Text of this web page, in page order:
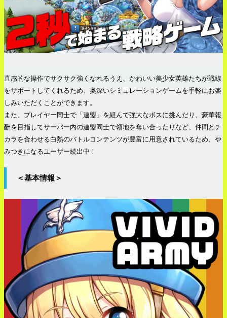
直感的な操作でサクサク強くなれるうえ、かわいい美少女英雄たちが戦線
をサポートしてくれるため、奥深いシミュレーションゲームを手軽にお楽
しみいただくことができます。
また、プレイヤー同士で「連盟」を組んで強大なボスに挑んだり、豪華報
酬を目指してサーバー内の連盟同士で領地を奪い合ったりなど、仲間とチ
カラを合わせる白熱のバトルコンテンツが豊富に用意されているため、や
みつきになるユーザー続出中！
＜基本情報＞